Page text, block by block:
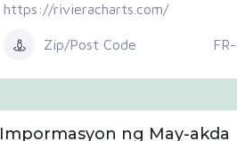
https://rivieracharts.com/
Zip/Post Code
Impormasyon ng May-akda